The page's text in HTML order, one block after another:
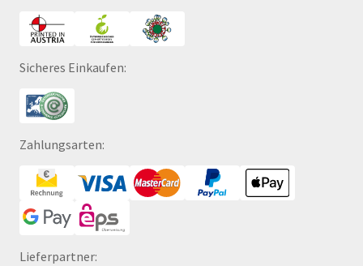
Sicheres Einkaufen:
Zahlungsarten:
Lieferpartner: